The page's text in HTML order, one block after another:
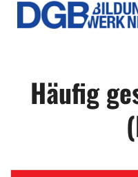
Häufig